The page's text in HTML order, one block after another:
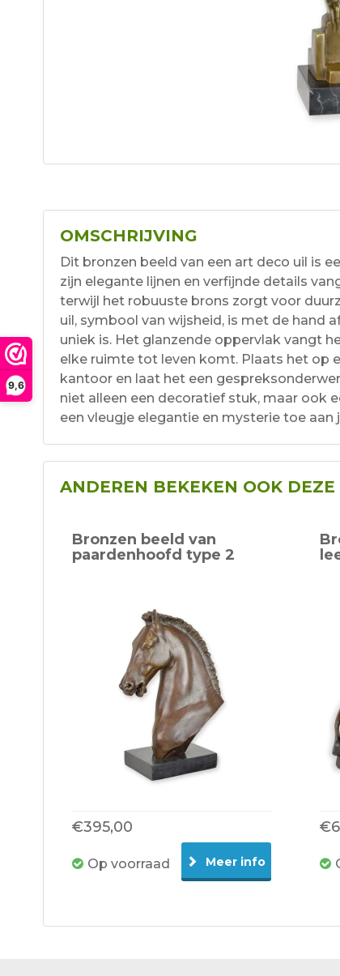
9,6
OMSCHRIJVING
Dit bronzen beeld van een art deco uil is
zijn elegante lijnen en verfijnde details
terwijl het robuuste brons zorgt voor
uil, symbool van wijsheid, is met de hand
uniek is. Het glanzende oppervlak vangt
elke ruimte tot leven komt. Plaats het op
kantoor en laat het een
niet alleen een decoratief stuk, maar ook
een vleugje elegantie en mysterie toe
ANDEREN BEKEKEN OOK
Bronzen beeld van
paardenhoofd type 2
€395,00
Op voorraad Meer info